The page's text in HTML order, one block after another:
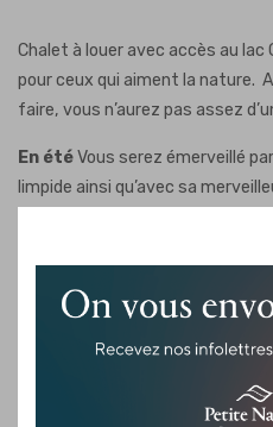
Chalet à louer avec accès au
pour ceux qui aiment la nature.
faire, vous n’aurez pas assez
En étéVous serez émerveillé
limpide ainsi qu’avec sa
En hiver Les chevreuils sont au
enchanteur pour ceux qui
chevreuil et des sports d’hiver!
Venez vous divertir en famille,